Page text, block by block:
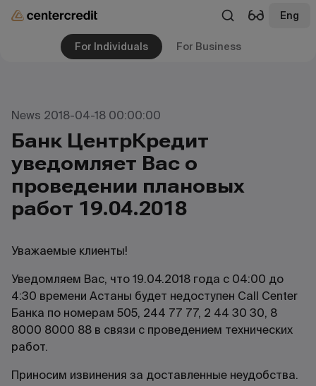
Eng
For Individuals For Business
News 2018-04-18 00:00:00
Банк ЦентрКредит
уведомляет Вас о
проведении плановых
работ 19.04.2018
Уважаемые клиенты!
Уведомляем Вас, что 19.04.2018 года с 04:00 до
4:30 времени Астаны будет недоступен Call Center
Банка по номерам 505, 244 77 77, 2 44 30 30, 8
8000 8000 88 в связи с проведением технических
работ.
Приносим извинения за доставленные неудобства.